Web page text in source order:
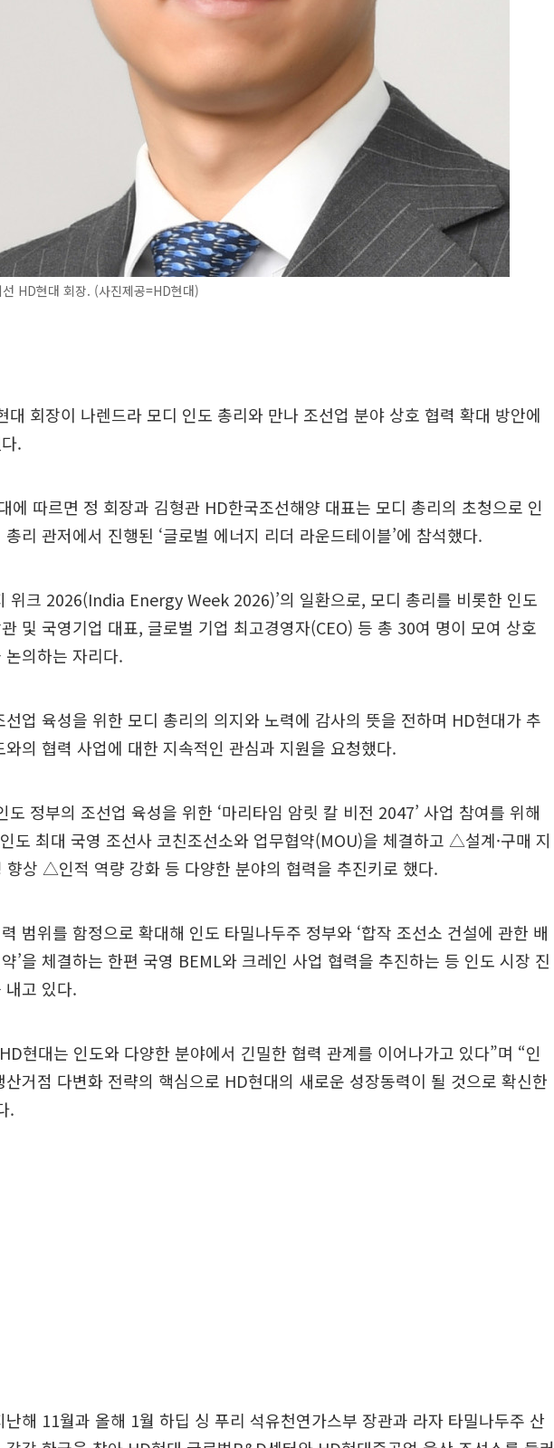
HD현대 회장. (사진제공=HD현대)
대 회장이 나렌드라 모디 인도 총리와 만나 조선업 분야 상호 협력 확대 방안에
.
에 따르면 정 회장과 김형관 HD한국조선해양 대표는 모디 총리의 초청으로 인
리 관저에서 진행된 ‘글로벌 에너지 리더 라운드테이블’에 참석했다.
위크 2026(India Energy Week 2026)’의 일환으로, 모디 총리를 비롯한 인도
및 국영기업 대표, 글로벌 기업 최고경영자(CEO) 등 총 30여 명이 모여 상호
논의하는 자리다.
선업 육성을 위한 모디 총리의 의지와 노력에 감사의 뜻을 전하며 HD현대가 추
와의 협력 사업에 대한 지속적인 관심과 지원을 요청했다.
도 정부의 조선업 육성을 위한 ‘마리타임 암릿 칼 비전 2047’ 사업 참여를 위해
도 최대 국영 조선사 코친조선소와 업무협약(MOU)을 체결하고 △설계·구매 지
상 △인적 역량 강화 등 다양한 분야의 협력을 추진키로 했다.
범위를 함정으로 확대해 인도 타밀나두주 정부와 ‘합작 조선소 건설에 관한 배
’을 체결하는 한편 국영 BEML와 크레인 사업 협력을 추진하는 등 인도 시장 진
내고 있다.
현대는 인도와 다양한 분야에서 긴밀한 협력 관계를 이어나가고 있다”며 “인
산거점 다변화 전략의 핵심으로 HD현대의 새로운 성장동력이 될 것으로 확신한
.
난해 11월과 올해 1월 하딥 싱 푸리 석유천연가스부 장관과 라자 타밀나두주 산